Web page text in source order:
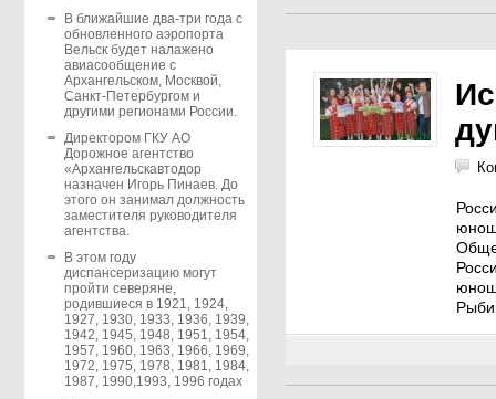
В ближайшие два-три года с
обновленного аэропорта
Вельск будет налажено
авиасообщение с
Архангельском, Москвой,
Санкт-Петербургом и
другими регионами России.
Директором ГКУ АО
Дорожное агентство
«Архангельскавтодор
назначен Игорь Пинаев. До
этого он занимал должность
заместителя руководителя
агентства.
В этом году
диспансеризацию могут
пройти северяне,
родившиеся в 1921, 1924,
1927, 1930, 1933, 1936, 1939,
1942, 1945, 1948, 1951, 1954,
1957, 1960, 1963, 1966, 1969,
1972, 1975, 1978, 1981, 1984,
1987, 1990,1993, 1996 годах